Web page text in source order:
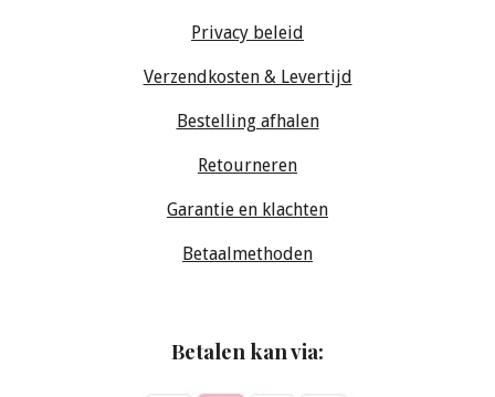
Privacy beleid
Verzendkosten & Levertijd
Bestelling afhalen
Retourneren
Garantie en klachten
Betaalmethoden
Betalen kan via: